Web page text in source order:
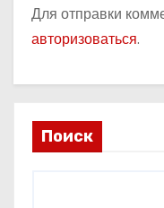
Для отправки
авторизоваться.
Поиск